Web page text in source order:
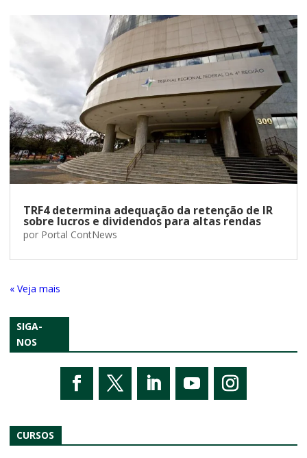
TRF4 determina adequação da retenção de IR
sobre lucros e dividendos para altas rendas
por Portal ContNews
« Entradas Antigas
SIGA-
NOS
CURSOS